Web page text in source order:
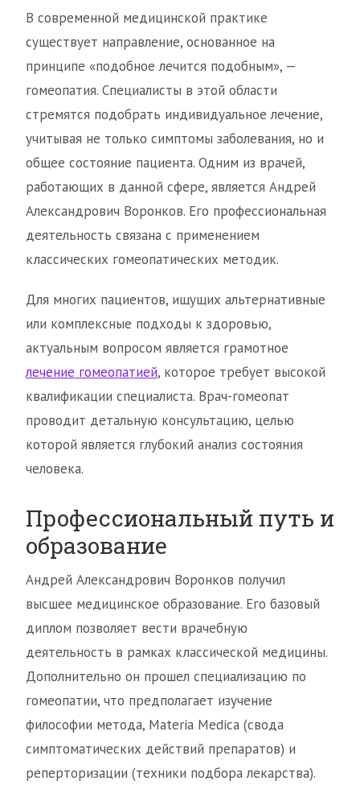
В современной медицинской практике
существует направление, основанное на
принципе «подобное лечится подобным», —
гомеопатия. Специалисты в этой области
стремятся подобрать индивидуальное лечение,
учитывая не только симптомы заболевания, но и
общее состояние пациента. Одним из врачей,
работающих в данной сфере, является Андрей
Александрович Воронков. Его профессиональная
деятельность связана с применением
классических гомеопатических методик.
Для многих пациентов, ищущих альтернативные
или комплексные подходы к здоровью,
актуальным вопросом является грамотное
лечение гомеопатией, которое требует высокой
квалификации специалиста. Врач-гомеопат
проводит детальную консультацию, целью
которой является глубокий анализ состояния
человека.
Профессиональный путь и
образование
Андрей Александрович Воронков получил
высшее медицинское образование. Его базовый
диплом позволяет вести врачебную
деятельность в рамках классической медицины.
Дополнительно он прошел специализацию по
гомеопатии, что предполагает изучение
философии метода, Materia Medica (свода
симптоматических действий препаратов) и
реперторизации (техники подбора лекарства).